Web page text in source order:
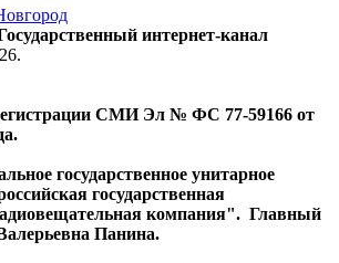
интернет-канал
.
СМИ Эл № ФС 77-59166 от
государственное унитарное
государственная
компания". Главный
Панина.